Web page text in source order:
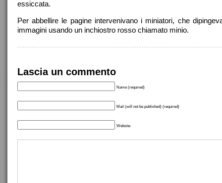
essiccata.
Per abbellire le pagine intervenivano i miniatori, che
immagini usando un inchiostro rosso chiamato minio.
Lascia un commento
Name (required)
Mail (will not be published) (required)
Website